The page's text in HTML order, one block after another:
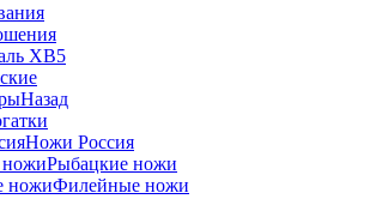
ХВ5
Назад
Ножи Россия
Рыбацкие ножи
Филейные ножи